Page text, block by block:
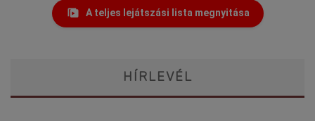
A teljes lejátszási lista megnyitása
HÍRLEVÉL